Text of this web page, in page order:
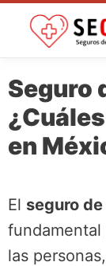
Seguro
en
El seguro
las